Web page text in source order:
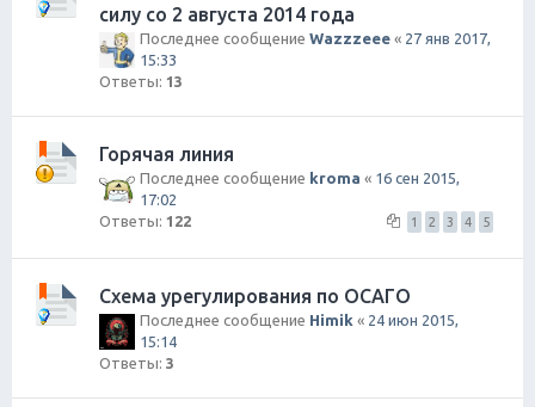
силу со 2 августа 2014 года
Последнее сообщение Wazzzeee « 27 янв 2017,
15:33
Ответы: 13
Горячая линия
Последнее сообщение kroma « 16 сен 2015,
17:02
Ответы: 122 1 2 3 4 5
Схема урегулирования по ОСАГО
Последнее сообщение Himik « 24 июн 2015,
15:14
Ответы: 3